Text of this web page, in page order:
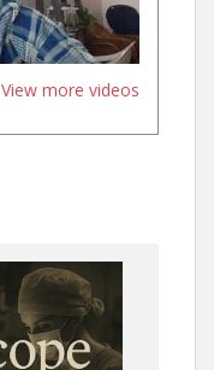
View more videos